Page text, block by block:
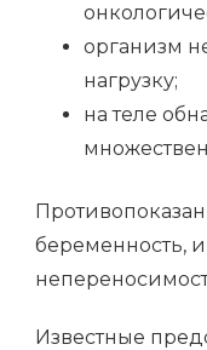
организм
нагрузку;
на теле
беременность,
Известные